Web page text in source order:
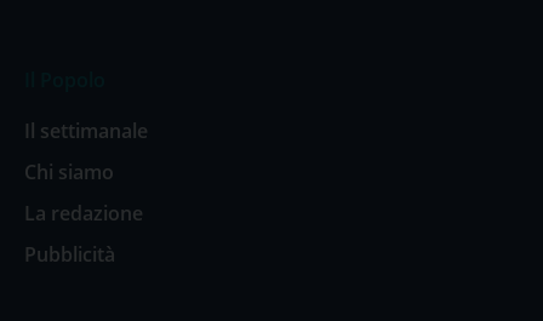
Il settimanale
Chi siamo
La redazione
Pubblicità